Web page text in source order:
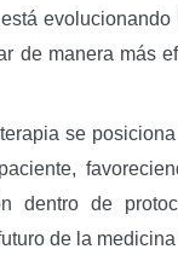
de manera más
se
dentro de
de la